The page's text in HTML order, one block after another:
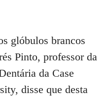
glóbulos brancos
Pinto, professor da
da Case
disse que desta